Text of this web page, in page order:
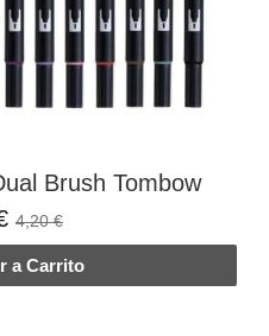
Brush Tombow
4,20 €
a Carrito